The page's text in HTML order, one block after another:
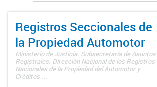
Registros Seccionales de
la Propiedad Automotor
Ministerio de Justicia. Subsecretaría de Asuntos
Registrales. Dirección Nacional de los Registros
Nacionales de la Propiedad del Automotor y
Créditos ...